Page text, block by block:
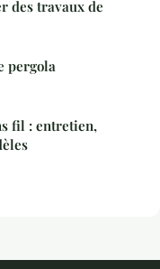
des travaux de
pergola
fil : entretien,